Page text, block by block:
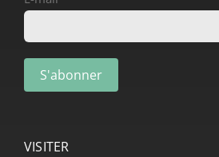
VISITER